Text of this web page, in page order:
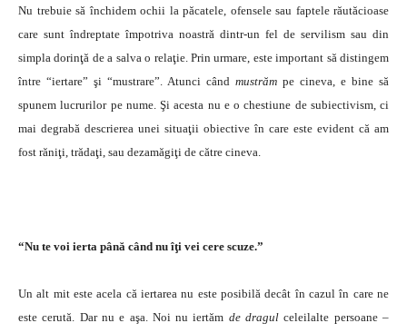
Nu trebuie să închidem ochii la păcatele, ofensele sau faptele răutăcioase
care sunt îndreptate împotriva noastră dintr-un fel de servilism sau din
simpla dorinţă de a salva o relaţie. Prin urmare, este important să distingem
între “iertare” şi “mustrare”. Atunci când mustrăm pe cineva, e bine să
spunem lucrurilor pe nume. Şi acesta nu e o chestiune de subiectivism, ci
mai degrabă descrierea unei situaţii obiective în care este evident că am
fost răniţi, trădaţi, sau dezamăgiţi de către cineva.
“Nu te voi ierta până când nu îţi vei cere scuze.”
Un alt mit este acela că iertarea nu este posibilă decât în cazul în care ne
este cerută. Dar nu e aşa. Noi nu iertăm de dragul celeilalte persoane –